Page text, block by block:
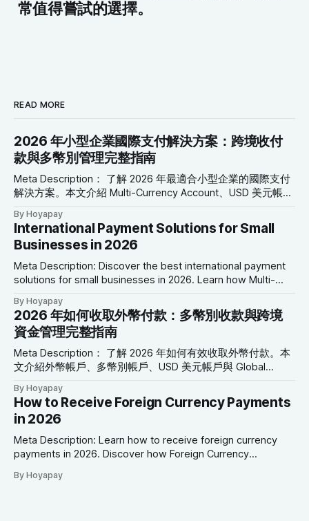
常值得嘗試的選擇。
READ MORE
2026 年小型企業國際支付解決方案：跨境收付
款與多幣別管理完整指南
Meta Description： 了解 2026 年最適合小型企業的國際支付
解決方案。本文介紹 Multi-Currency Account、USD 美元帳
具，協助企業降低成本、改善現金流並拓展全球市場。 SEO
關鍵字： 國際支付解決方案、小型企業支付、跨境支付、全
球支付平台、多幣別帳戶、USD 美元帳戶、Global Collection
Account、企業支付解決方案、國際商業付款 2026 年小型企
業國際支付解決方案 前言 小型企業的發展，已不再受到地理
台： * 向北美客戶銷售商品 * 聘用歐洲的自由工作者 * 支付澳
洲供應商 * 向全球提供數位服務 * 管理來自多個國家的付款
然而，隨著國際商機增加，跨境支付管理也成為小型企業最常
By Hoyapay
International Payment Solutions for Small
Businesses in 2026
Meta Description: Discover the best international payment
solutions for small businesses in 2026. Learn how Multi-
Accounts, Virtual Cards, and cross-border payment tools
can simplify global financial operations. SEO Keywords:
International Payment Solutions, Small Business Payments,
Cross-Border Payments, Global Payment Platform, Multi-
By Hoyapay
2026 年如何收取外幣付款：多幣別收款與跨境
資金管理完整指南
Meta Description： 了解 2026 年如何有效收取外幣付款。本
文介紹外幣帳戶、多幣別帳戶、USD 美元帳戶與 Global
簡化跨境資金管理。 SEO 關鍵字： 收取外幣付款、外幣帳
戶、多幣別帳戶、國際付款、USD 美元帳戶、EUR 歐元帳
戶、Global Collection Account、跨境支付、國際商業付款
2026 年如何收取外幣付款 前言 隨著商業活動日益全球化，接
收多種貨幣付款，已不再只是跨國企業才需要的金融服務。
如今： * 自由工作者與美國客戶合作 * 行銷公司服務歐洲企業
* SaaS 公司向全球用戶提供服務 * 電商商店接收不同國家的
By Hoyapay
How to Receive Foreign Currency Payments
in 2026
Meta Description: Learn how to receive foreign currency
payments in 2026. Discover how Foreign Currency
Accounts, and Global Collection Accounts help businesses
By Hoyapay